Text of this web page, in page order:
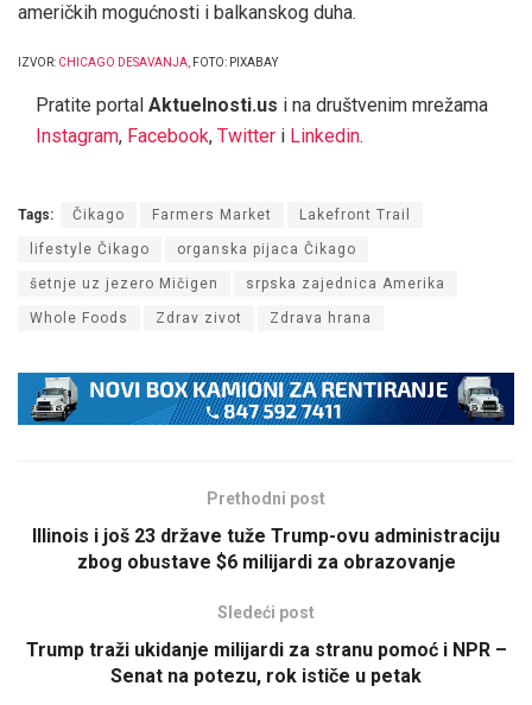
američkih mogućnosti i balkanskog duha.
IZVOR: CHICAGO DESAVANJA, FOTO: PIXABAY
Pratite portal Aktuelnosti.us i na društvenim mrežama
Instagram, Facebook, Twitter i Linkedin.
Tags: Čikago Farmers Market Lakefront Trail
lifestyle Čikago organska pijaca Čikago
šetnje uz jezero Mičigen srpska zajednica Amerika
Whole Foods Zdrav zivot Zdrava hrana
Prethodni post
Illinois i još 23 države tuže Trump-ovu administraciju
zbog obustave $6 milijardi za obrazovanje
Sledeći post
Trump traži ukidanje milijardi za stranu pomoć i NPR –
Senat na potezu, rok ističe u petak